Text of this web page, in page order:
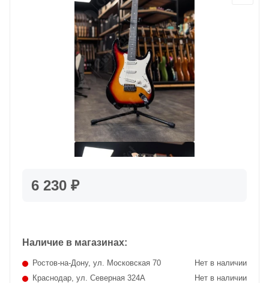
6 230 ₽
Наличие в магазинах:
Краснодар, ул. Северная 324А Нет в наличии
Ростов-на-Дону, ул. Московская 70 Нет в наличии